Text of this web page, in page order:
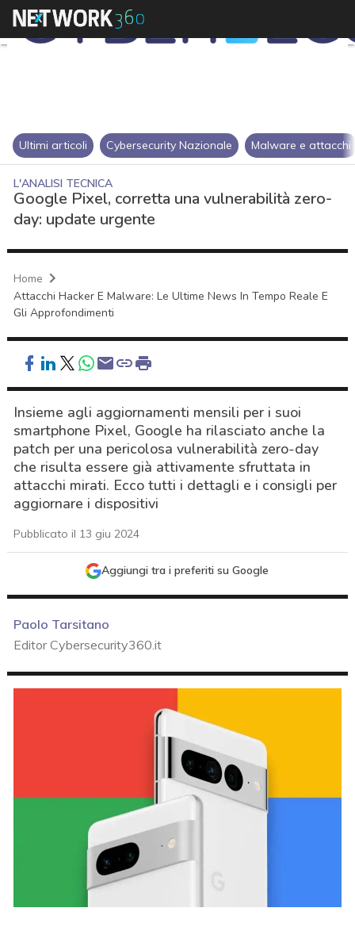
Ultimi articoli Cybersecurity Nazionale Malware e attacchi
L'ANALISI TECNICA
Google Pixel, corretta una vulnerabilità zero-
day: update urgente
Home
Attacchi Hacker E Malware: Le Ultime News In Tempo Reale E
Gli Approfondimenti
Insieme agli aggiornamenti mensili per i suoi
smartphone Pixel, Google ha rilasciato anche la
patch per una pericolosa vulnerabilità zero-day
che risulta essere già attivamente sfruttata in
attacchi mirati. Ecco tutti i dettagli e i consigli per
aggiornare i dispositivi
Pubblicato il 13 giu 2024
Aggiungi tra i preferiti su Google
Paolo Tarsitano
Editor Cybersecurity360.it